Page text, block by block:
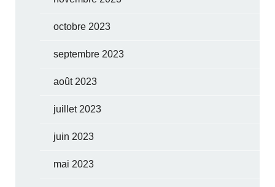
octobre 2023
septembre 2023
août 2023
juillet 2023
juin 2023
mai 2023